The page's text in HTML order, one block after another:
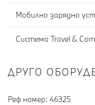
Мобилно зарядно
Система Travel &
ДРУГО
Реф номер: 46325